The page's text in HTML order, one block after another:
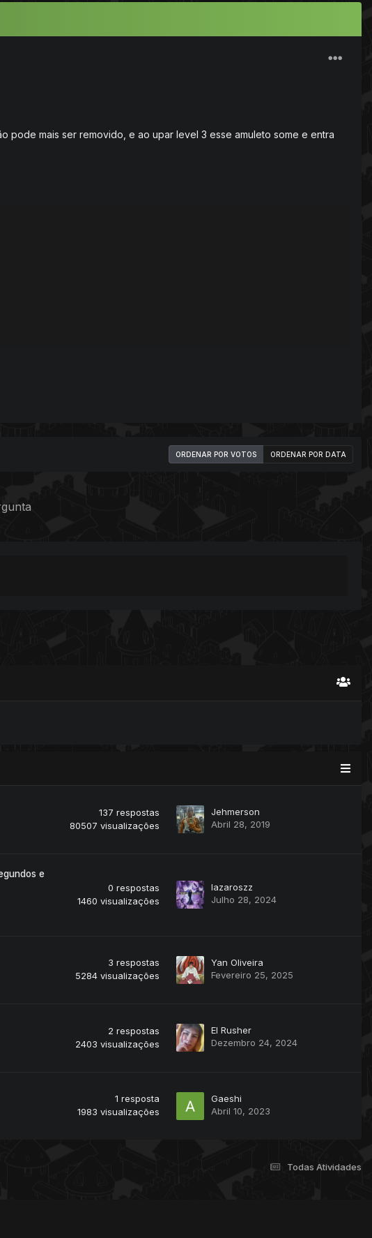
pode mais ser removido, e ao upar level 3 esse amuleto some e entra
ORDENAR POR VOTOS ORDENAR POR DATA
137 respostas
80507 visualizações
Jehmerson
Abril 28, 2019
e
0 respostas
1460 visualizações
lazaroszz
Julho 28, 2024
3 respostas
5284 visualizações
Yan Oliveira
Fevereiro 25, 2025
2 respostas
2403 visualizações
El Rusher
Dezembro 24, 2024
1 resposta
1983 visualizações
Gaeshi
Abril 10, 2023
Todas Atividades